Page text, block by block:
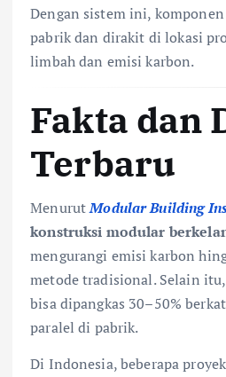
Dengan sistem ini,
pabrik dan dirakit di lokasi
limbah dan emisi karbon.
Fakta dan
Terbaru
MenurutModular Building
konstruksi modular
mengurangi emisi karbon
metode tradisional. Selain
bisa dipangkas 30–50%
paralel di pabrik.
Di Indonesia, beberapa